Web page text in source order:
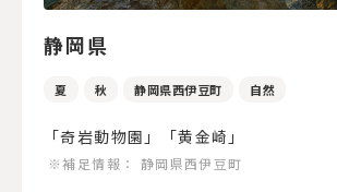
静岡県
夏 秋 静岡県西伊豆町 自然
「奇岩動物園」「黄金崎」
※補足情報： 静岡県西伊豆町